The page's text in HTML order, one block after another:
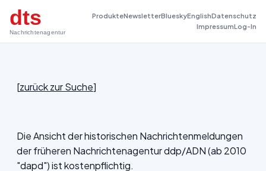
dts
Nachrichtenagentur
ProdukteNewsletterBlueskyEnglishDatenschutz
ImpressumLog-In
[zurück zur Suche]
Die Ansicht der historischen Nachrichtenmeldungen
der früheren Nachrichtenagentur ddp/ADN (ab 2010
"dapd") ist kostenpflichtig.